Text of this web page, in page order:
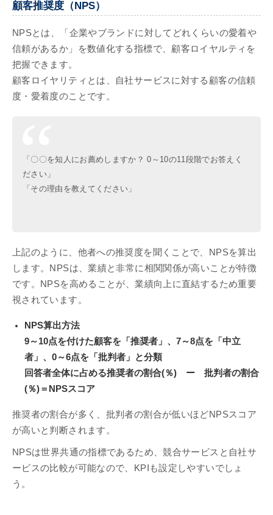
顧客推奨度（NPS）
NPSとは、「企業やブランドに対してどれくらいの愛着や
信頼があるか」を数値化する指標で、顧客ロイヤルティを
把握できます。
顧客ロイヤリティとは、自社サービスに対する顧客の信頼
度・愛着度のことです。
「〇〇を知人にお薦めしますか？ 0～10の11段階でお答えく
ださい」
「その理由を教えてください」
上記のように、他者への推奨度を聞くことで、NPSを算出
します。NPSは、業績と非常に相関関係が高いことが特徴
です。NPSを高めることが、業績向上に直結するため重要
視されています。
NPS算出方法
9～10点を付けた顧客を「推奨者」、7～8点を「中立
者」、0～6点を「批判者」と分類
回答者全体に占める推奨者の割合(％) ー 批判者の割合
(％)＝NPSスコア
推奨者の割合が多く、批判者の割合が低いほどNPSスコア
が高いと判断されます。
NPSは世界共通の指標であるため、競合サービスと自社サ
ービスの比較が可能なので、KPIも設定しやすいでしょ
う。